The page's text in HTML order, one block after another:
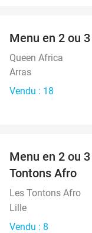
Menu en 2 ou
Queen Africa
Arras
Vendu : 18
Menu en 2 ou
Tontons Afro
Les Tontons Afro
Lille
Vendu : 8